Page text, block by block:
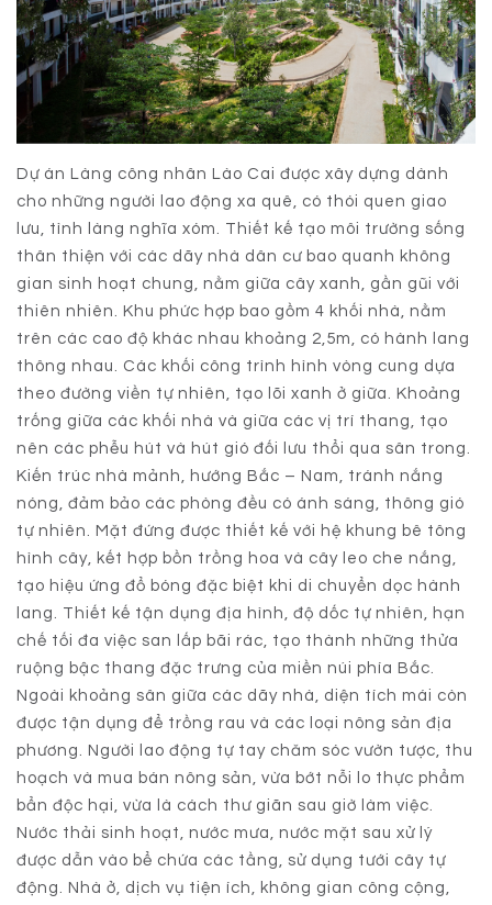
Dự án Làng công nhân Lào Cai được xây dựng dành
cho những người lao động xa quê, có thói quen giao
lưu, tình làng nghĩa xóm. Thiết kế tạo môi trường sống
thân thiện với các dãy nhà dân cư bao quanh không
gian sinh hoạt chung, nằm giữa cây xanh, gần gũi với
thiên nhiên. Khu phức hợp bao gồm 4 khối nhà, nằm
trên các cao độ khác nhau khoảng 2,5m, có hành lang
thông nhau. Các khối công trình hình vòng cung dựa
theo đường viền tự nhiên, tạo lõi xanh ở giữa. Khoảng
trống giữa các khối nhà và giữa các vị trí thang, tạo
nên các phễu hút và hút gió đối lưu thổi qua sân trong.
Kiến trúc nhà mảnh, hướng Bắc – Nam, tránh nắng
nóng, đảm bảo các phòng đều có ánh sáng, thông gió
tự nhiên. Mặt đứng được thiết kế với hệ khung bê tông
hình cây, kết hợp bồn trồng hoa và cây leo che nắng,
tạo hiệu ứng đổ bóng đặc biệt khi di chuyển dọc hành
lang. Thiết kế tận dụng địa hình, độ dốc tự nhiên, hạn
chế tối đa việc san lấp bãi rác, tạo thành những thửa
ruộng bậc thang đặc trưng của miền núi phía Bắc.
Ngoài khoảng sân giữa các dãy nhà, diện tích mái còn
được tận dụng để trồng rau và các loại nông sản địa
phương. Người lao động tự tay chăm sóc vườn tược, thu
hoạch và mua bán nông sản, vừa bớt nỗi lo thực phẩm
bẩn độc hại, vừa là cách thư giãn sau giờ làm việc.
Nước thải sinh hoạt, nước mưa, nước mặt sau xử lý
được dẫn vào bể chứa các tầng, sử dụng tưới cây tự
động. Nhà ở, dịch vụ tiện ích, không gian công cộng,